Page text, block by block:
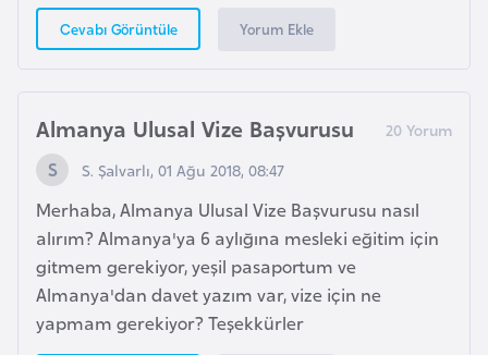
Cevabı Görüntüle Yorum Ekle
Almanya Ulusal Vize Başvurusu
S. Şalvarlı, 01 Ağu 2018, 08:47
Merhaba, Almanya Ulusal Vize Başvurusu nasıl
alırım? Almanya'ya 6 aylığına mesleki eğitim için
gitmem gerekiyor, yeşil pasaportum ve
Almanya'dan davet yazım var, vize için ne
yapmam gerekiyor? Teşekkürler
i
s
s
a
u
G
i
n
e
G